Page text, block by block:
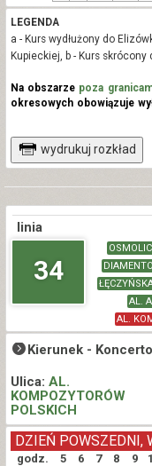
LEGENDA
a - Kurs wydłużony do
Kupieckiej, b - Kurs
Na obszarze poza
okresowych obowiązuje
wydrukuj rozkład
linia
34
AL.
AL.
Kierunek -
Ulica: AL.
KOMPOZYTORÓW
POLSKICH
godz. 5 6 7 8 9
DZIEŃ POWSZEDNI,